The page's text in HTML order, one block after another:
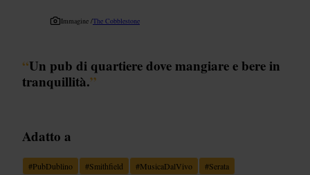
Immagine /The Cobblestone
“Un pub di quartiere dove mangiare e bere in
tranquillità.”
Adatto a
#PubDublino #Smithfield #MusicaDalVivo #Serata